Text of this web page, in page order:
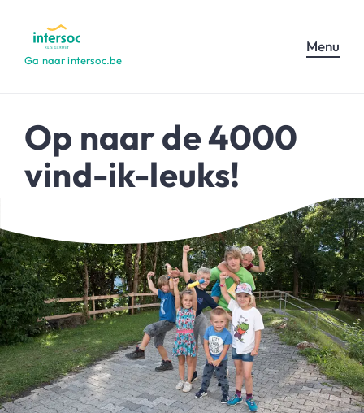
Ga naar intersoc.be
Menu
Op naar de 4000
vind-ik-leuks!